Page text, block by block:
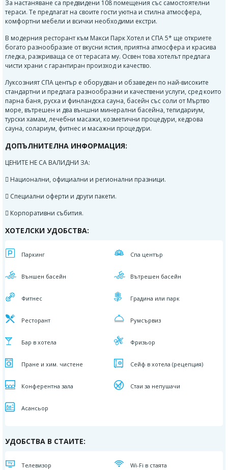
За настаняване са предвидени 108 помещения със самостоятелни
тераси. Те предлагат на своите гости уютна и стилна атмосфера,
комфортни мебели и всички необходими екстри.
В модерния ресторант към Макси Парк Хотел и СПА 5* ще откриете
богато разнообразие от вкусни ястия, приятна атмосфера и красива
гледка, разкриваща се от терасата му. Освен това хотелът предлага
чисти храни с гарантиран произход и качество.
Луксозният СПА център е оборудван и обзаведен по най-високите
стандартни и предлага разнообразни и качествени услуги, сред които
парна баня, руска и финландска сауна, басейн със соли от Мъртво
море, вътрешен и два външни минерални басейна, тепидариум,
турски хамам, лечебни масажи, козметични процедури, кедрова
сауна, солариум, фитнес и масажни процедури.
ДОПЪЛНИТЕЛНА ИНФОРМАЦИЯ:
ЦЕНИТЕ НЕ СА ВАЛИДНИ ЗА:
 Национални, официални и регионални празници.
 Специални оферти и други пакети.
 Корпоративни събития.
ХОТЕЛСКИ УДОБСТВА:
Паркинг Спа център
Външен басейн Вътрешен басейн
Фитнес Градина или парк
Ресторант Румсървиз
Бар в хотела Фризьор
Пране и хим. чистене Сейф в хотела (рецепция)
Конферентна зала Стаи за непушачи
Асансьор
УДОБСТВА В СТАИТЕ:
Телевизор Wi-Fi в стаята